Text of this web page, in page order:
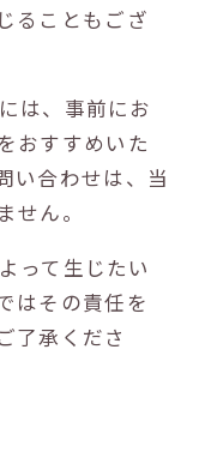
ることもござ
は、事前にお
おすすめいた
い合わせは、当
せん。
って生じたい
はその責任を
了承くださ